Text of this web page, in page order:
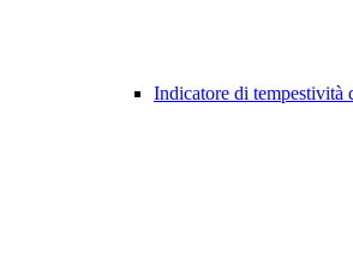
Indicatore di tempestività